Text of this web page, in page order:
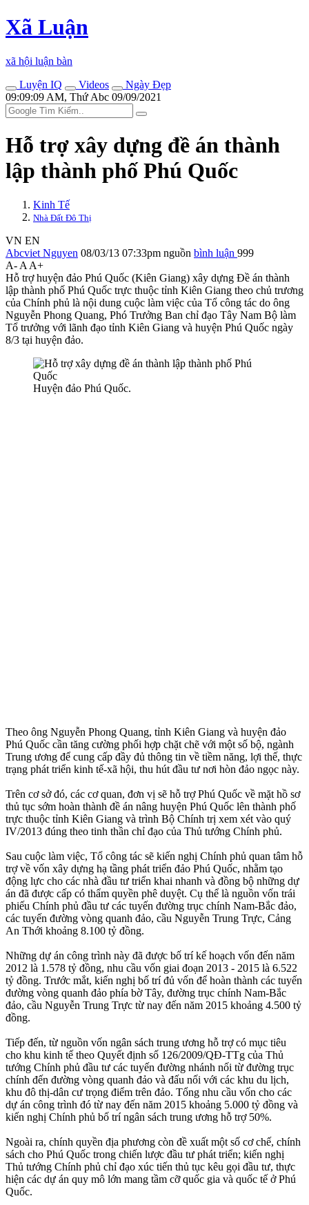
Xã Luận
xã hội luận bàn
Luyện IQ
Videos
Ngày Đẹp
09:09:09 AM, Thứ Abc 09/09/2021
Hỗ trợ xây dựng đề án thành
lập thành phố Phú Quốc
Kinh Tế
Nhà Đất Đô Thị
VN EN
Abcviet Nguyen 08/03/13 07:33pm nguồn bình luận 999
A- A A+
Hỗ trợ huyện đảo Phú Quốc (Kiên Giang) xây dựng Đề án thành
lập thành phố Phú Quốc trực thuộc tỉnh Kiên Giang theo chủ trương
của Chính phủ là nội dung cuộc làm việc của Tổ công tác do ông
Nguyễn Phong Quang, Phó Trưởng Ban chỉ đạo Tây Nam Bộ làm
Tổ trưởng với lãnh đạo tỉnh Kiên Giang và huyện Phú Quốc ngày
8/3 tại huyện đảo.
Huyện đảo Phú Quốc.
Theo ông Nguyễn Phong Quang, tỉnh Kiên Giang và huyện đảo
Phú Quốc cần tăng cường phối hợp chặt chẽ với một số bộ, ngành
Trung ương để cung cấp đầy đủ thông tin về tiềm năng, lợi thế, thực
trạng phát triển kinh tế-xã hội, thu hút đầu tư nơi hòn đảo ngọc này.
Trên cơ sở đó, các cơ quan, đơn vị sẽ hỗ trợ Phú Quốc về mặt hồ sơ
thủ tục sớm hoàn thành đề án nâng huyện Phú Quốc lên thành phố
trực thuộc tỉnh Kiên Giang và trình Bộ Chính trị xem xét vào quý
IV/2013 đúng theo tinh thần chỉ đạo của Thủ tướng Chính phủ.
Sau cuộc làm việc, Tổ công tác sẽ kiến nghị Chính phủ quan tâm hỗ
trợ về vốn xây dựng hạ tầng phát triển đảo Phú Quốc, nhằm tạo
động lực cho các nhà đầu tư triển khai nhanh và đồng bộ những dự
án đã được cấp có thẩm quyền phê duyệt. Cụ thể là nguồn vốn trái
phiếu Chính phủ đầu tư các tuyến đường trục chính Nam-Bắc đảo,
các tuyến đường vòng quanh đảo, cầu Nguyễn Trung Trực, Cảng
An Thới khoảng 8.100 tỷ đồng.
Những dự án công trình này đã được bố trí kế hoạch vốn đến năm
2012 là 1.578 tỷ đồng, nhu cầu vốn giai đoạn 2013 - 2015 là 6.522
tỷ đồng. Trước mắt, kiến nghị bố trí đủ vốn để hoàn thành các tuyến
đường vòng quanh đảo phía bờ Tây, đường trục chính Nam-Bắc
đảo, cầu Nguyễn Trung Trực từ nay đến năm 2015 khoảng 4.500 tỷ
đồng.
Tiếp đến, từ nguồn vốn ngân sách trung ương hỗ trợ có mục tiêu
cho khu kinh tế theo Quyết định số 126/2009/QĐ-TTg của Thủ
tướng Chính phủ đầu tư các tuyến đường nhánh nối từ đường trục
chính đến đường vòng quanh đảo và đấu nối với các khu du lịch,
khu đô thị-dân cư trọng điểm trên đảo. Tổng nhu cầu vốn cho các
dự án công trình đó từ nay đến năm 2015 khoảng 5.000 tỷ đồng và
kiến nghị Chính phủ bố trí ngân sách trung ương hỗ trợ 50%.
Ngoài ra, chính quyền địa phương còn đề xuất một số cơ chế, chính
sách cho Phú Quốc trong chiến lược đầu tư phát triển; kiến nghị
Thủ tướng Chính phủ chỉ đạo xúc tiến thủ tục kêu gọi đầu tư, thực
hiện các dự án quy mô lớn mang tầm cỡ quốc gia và quốc tế ở Phú
Quốc.